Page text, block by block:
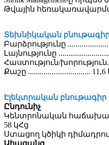
Թվային
Տեխնիկական
Բարձրությունը
Լայնությունը
Հաստություն/
Քաշը ................................
Էլեկտրական բնութագիր
Ընդունիչ
Կենտրոնական
58 կՀց
Ստացող կծիկի
Ահազանգ